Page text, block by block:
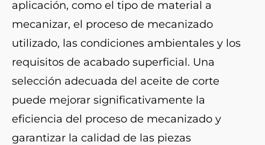
aplicación, como el tipo de material a
mecanizar, el proceso de mecanizado
utilizado, las condiciones ambientales y los
requisitos de acabado superficial. Una
selección adecuada del aceite de corte
puede mejorar significativamente la
eficiencia del proceso de mecanizado y
garantizar la calidad de las piezas